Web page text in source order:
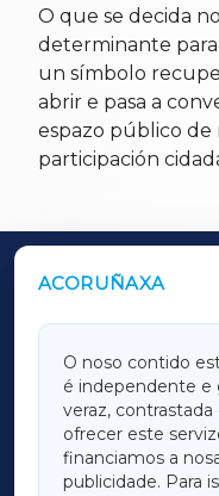
O que se decida
determinante para
un símbolo
abrir e pasa a
espazo público
participación
ACORUÑAXA
O noso contido
é independente e
veraz,
ofrecer este
financiamos a
publicidade. Para
OUTROS